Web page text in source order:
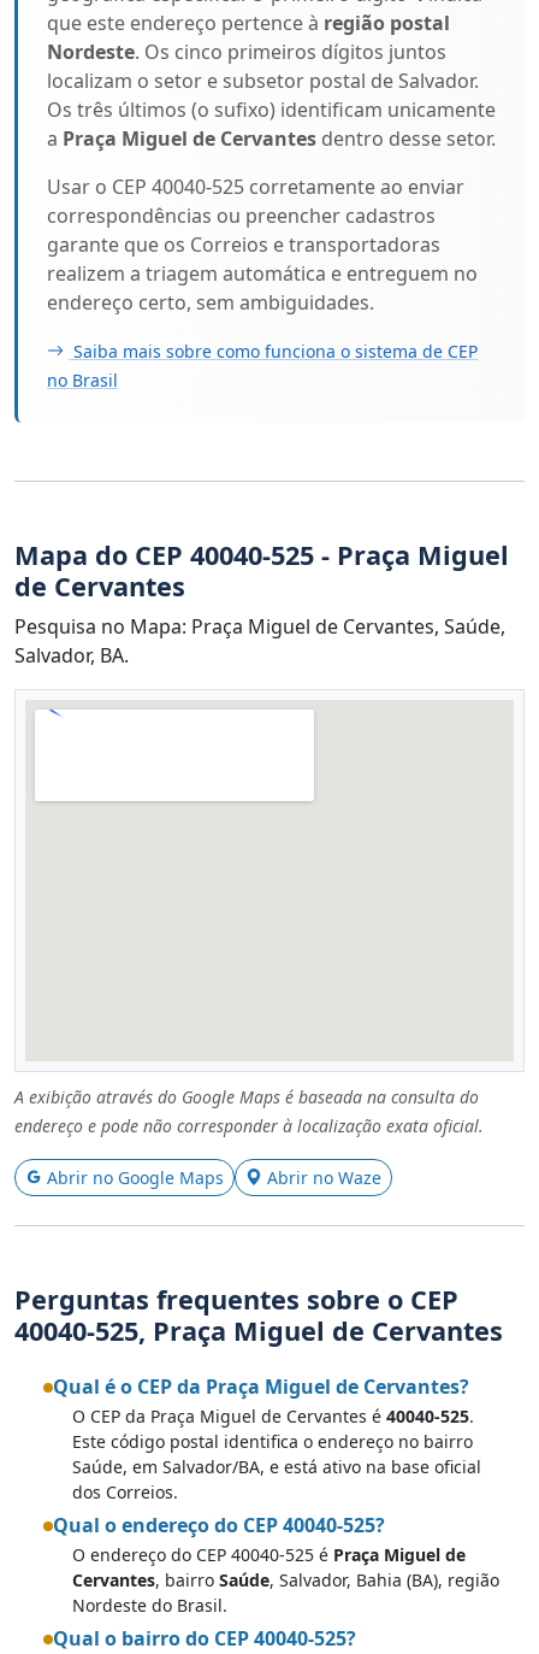
que este endereço pertence à região postal
Nordeste. Os cinco primeiros dígitos juntos
localizam o setor e subsetor postal de Salvador.
Os três últimos (o sufixo) identificam unicamente
a Praça Miguel de Cervantes dentro desse setor.
Usar o CEP 40040-525 corretamente ao enviar
correspondências ou preencher cadastros
garante que os Correios e transportadoras
realizem a triagem automática e entreguem no
endereço certo, sem ambiguidades.
Saiba mais sobre como funciona o sistema de CEP
no Brasil
Mapa do CEP 40040-525 - Praça Miguel
de Cervantes
Pesquisa no Mapa: Praça Miguel de Cervantes, Saúde,
Salvador, BA.
A exibição através do Google Maps é baseada na consulta do
endereço e pode não corresponder à localização exata oficial.
Abrir no Google Maps Abrir no Waze
Perguntas frequentes sobre o CEP
40040-525, Praça Miguel de Cervantes
Qual é o CEP da Praça Miguel de Cervantes?
O CEP da Praça Miguel de Cervantes é 40040-525.
Este código postal identifica o endereço no bairro
Saúde, em Salvador/BA, e está ativo na base oficial
dos Correios.
Qual o endereço do CEP 40040-525?
O endereço do CEP 40040-525 é Praça Miguel de
Cervantes, bairro Saúde, Salvador, Bahia (BA), região
Nordeste do Brasil.
Qual o bairro do CEP 40040-525?